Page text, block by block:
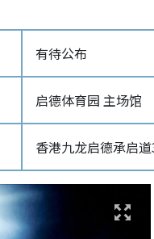
有待公布
启德体育园 主场馆
香港九龙启德承启